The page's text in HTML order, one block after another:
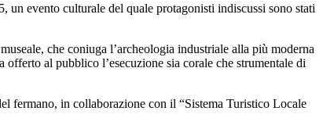
evento culturale del quale protagonisti indiscussi sono stati
che coniuga l’archeologia industriale alla più moderna
al pubblico l’esecuzione sia corale che strumentale di
fermano, in collaborazione con il “Sistema Turistico Locale